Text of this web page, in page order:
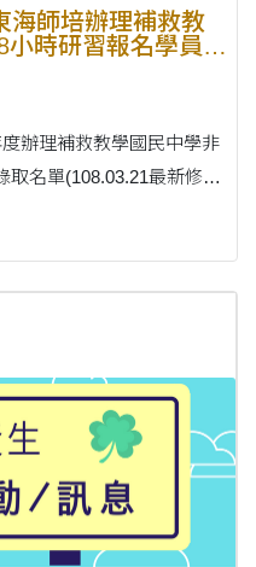
海師培辦理補救教
時研習報名學員